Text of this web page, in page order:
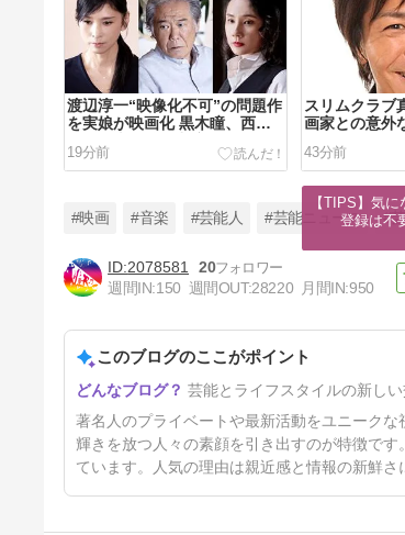
渡辺淳一“映像化不可”の問題作
を実娘が映画化 黒木瞳、西岡
19分前
スリムクラブ
画家との意外
みました」驚
43分前
した」 息子の“イケメン対
応”に感動
46分前
#映画 #音楽 #芸能人 #芸能ニュース #
2078581
20
週間IN:150 週間OUT:28220 月間IN:950
このブログのここがポイント
芸能とライフスタイルの新し
著名人のプライベートや最新活動をユニーク
輝きを放つ人々の素顔を引き出すのが特徴で
ています。人気の理由は親近感と情報の新鮮さ
【TIPS】気
登録は不